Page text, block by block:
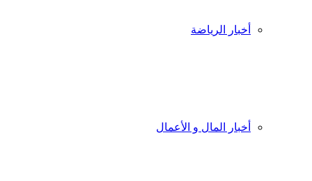
أخبار الرياضة
أخبار المال و الأعمال